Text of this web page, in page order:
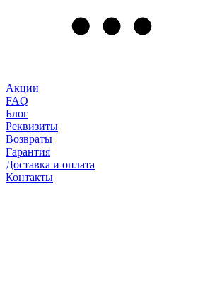
Акции
FAQ
Блог
Реквизиты
Возвраты
Гарантия
Доставка и оплата
Контакты